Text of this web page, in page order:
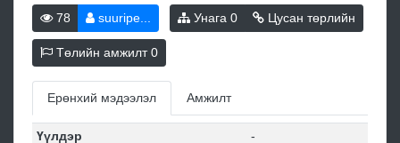
78 suuripe... Унага 0 Цусан төрлийн
Төлийн амжилт0
Ерөнхий мэдээлэл Амжилт
Үүлдэр
-